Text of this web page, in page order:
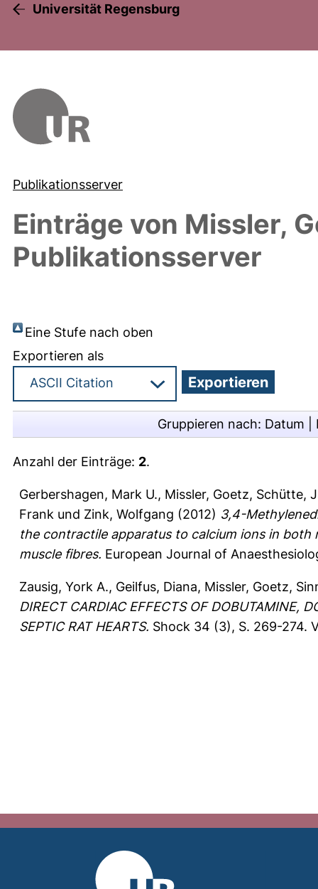
Universität Regensburg
Publikationsserver
Einträge von Missler,
Publikationsserver
Eine Stufe nach oben
Exportieren als
Gruppieren nach: Datum
Anzahl der Einträge: 2.
Gerbershagen, Mark U., Missler, Goetz, Schütte,
Frank und Zink, Wolfgang (2012) 3,4-
the contractile apparatus to calcium ions in
muscle fibres. European Journal of
Zausig, York A., Geilfus, Diana, Missler, Goetz,
DIRECT CARDIAC EFFECTS OF DOBUTAMINE,
SEPTIC RAT HEARTS. Shock 34 (3), S. 269-274.